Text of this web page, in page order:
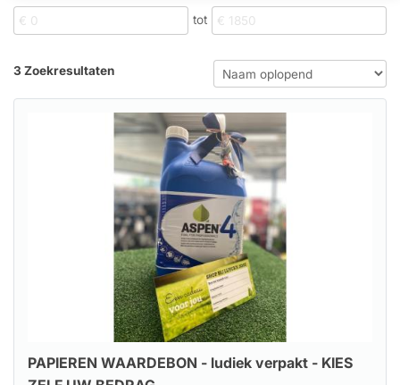
tot
3 Zoekresultaten
PAPIEREN WAARDEBON - ludiek verpakt - KIES